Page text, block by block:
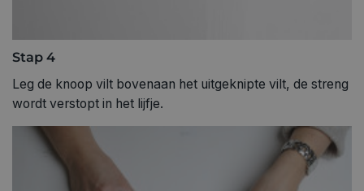
Stap 4
Leg de knoop vilt bovenaan het uitgeknipte vilt, de streng
wordt verstopt in het lijfje.